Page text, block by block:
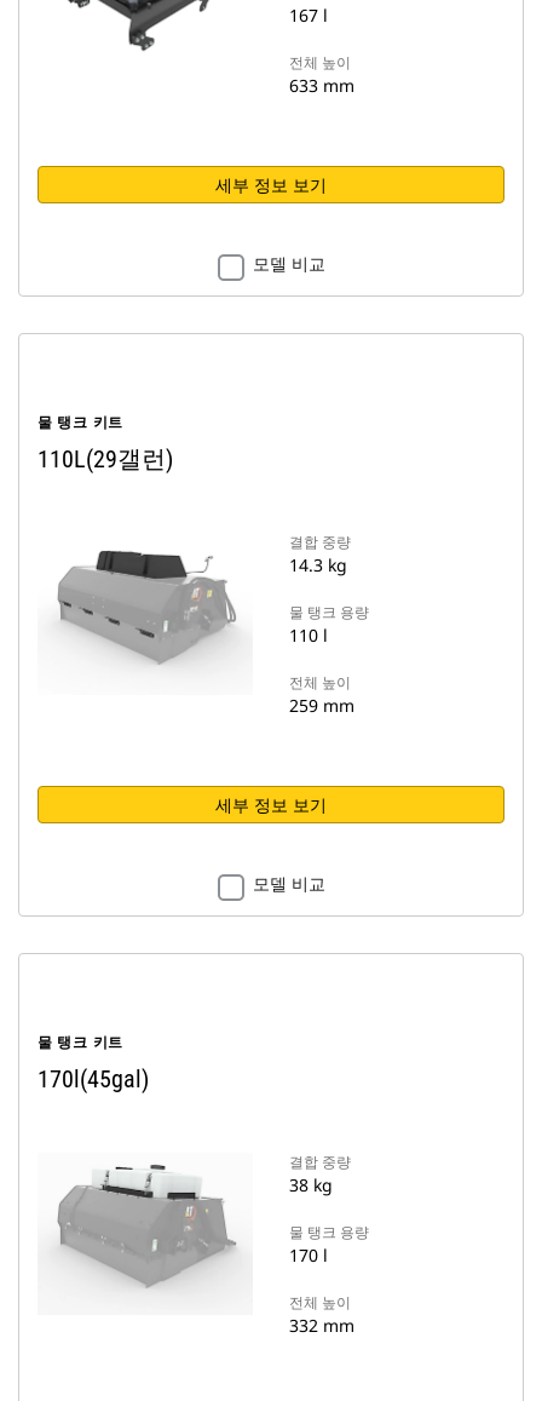
167 l
전체 높이
633 mm
세부 정보 보기
모델 비교
물 탱크 키트
110L(29갤런)
결합 중량
14.3 kg
물 탱크 용량
110 l
전체 높이
259 mm
세부 정보 보기
모델 비교
물 탱크 키트
170l(45gal)
결합 중량
38 kg
물 탱크 용량
170 l
전체 높이
332 mm